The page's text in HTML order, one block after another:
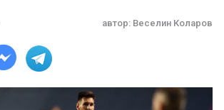
автор: Веселин Коларов